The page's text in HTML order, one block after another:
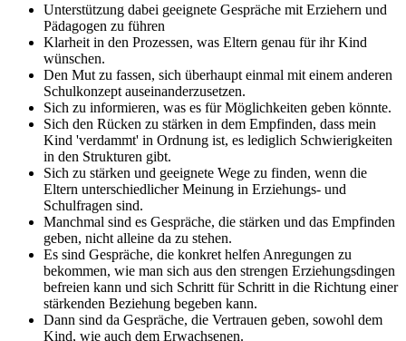
Unterstützung dabei geeignete Gespräche mit Erziehern und
Pädagogen zu führen
Klarheit in den Prozessen, was Eltern genau für ihr Kind
wünschen.
Den Mut zu fassen, sich überhaupt einmal mit einem anderen
Schulkonzept auseinanderzusetzen.
Sich zu informieren, was es für Möglichkeiten geben könnte.
Sich den Rücken zu stärken in dem Empfinden, dass mein
Kind 'verdammt' in Ordnung ist, es lediglich Schwierigkeiten
in den Strukturen gibt.
Sich zu stärken und geeignete Wege zu finden, wenn die
Eltern unterschiedlicher Meinung in Erziehungs- und
Schulfragen sind.
Manchmal sind es Gespräche, die stärken und das Empfinden
geben, nicht alleine da zu stehen.
Es sind Gespräche, die konkret helfen Anregungen zu
bekommen, wie man sich aus den strengen Erziehungsdingen
befreien kann und sich Schritt für Schritt in die Richtung einer
stärkenden Beziehung begeben kann.
Dann sind da Gespräche, die Vertrauen geben, sowohl dem
Kind, wie auch dem Erwachsenen.